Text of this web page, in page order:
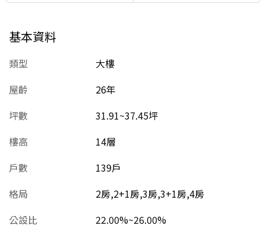
基本資料
類型
大樓
屋齡
26年
坪數
31.91~37.45坪
樓高
14層
戶數
139戶
格局
2房,2+1房,3房,3+1房,4房
公設比
22.00%~26.00%